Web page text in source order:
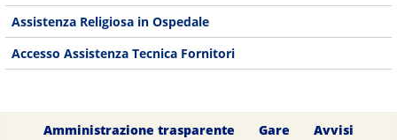
Assistenza Religiosa in Ospedale
Accesso Assistenza Tecnica Fornitori
Amministrazione trasparente Gare Avvisi